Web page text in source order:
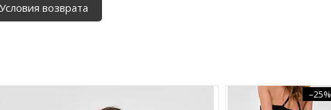
Условия возврата
–25%